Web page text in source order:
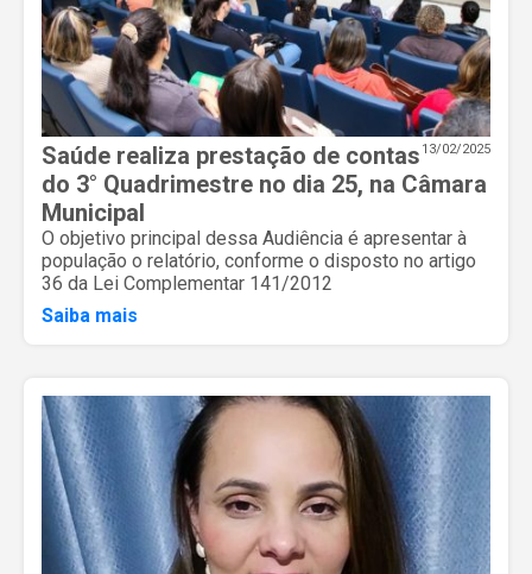
13/02/2025
Saúde realiza prestação de contas
do 3° Quadrimestre no dia 25, na Câmara
Municipal
O objetivo principal dessa Audiência é apresentar à
população o relatório, conforme o disposto no artigo
36 da Lei Complementar 141/2012
Saiba mais